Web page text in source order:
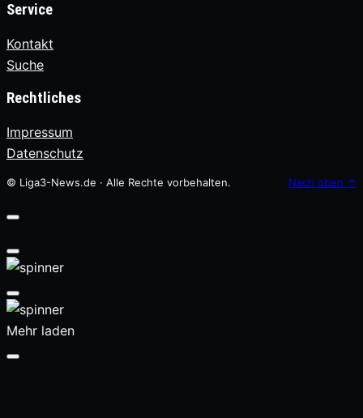
Service
Kontakt
Suche
Rechtliches
Impressum
Datenschutz
© Liga3-News.de · Alle Rechte vorbehalten. Nach oben ↑
Mehr laden